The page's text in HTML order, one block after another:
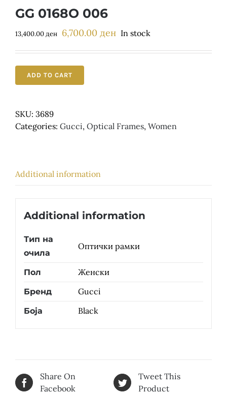
GG 0168O 006
13,400.00ден Original
was:
13,400.00 ден.
6,700.00 денCurrent
is:
In stock
ADD TO CART
SKU: 3689
Categories: Gucci, Optical Frames, Women
Additional information
Additional information
Тип на
очила
Оптички рамки
Пол Женски
Бренд Gucci
Боја Black
Share On
Facebook
Tweet This
Product